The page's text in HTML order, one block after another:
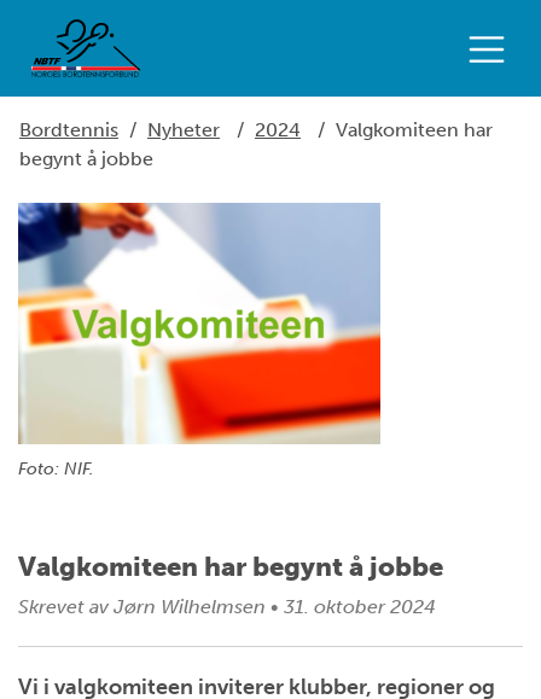
Bordtennis / Nyheter / 2024 / Valgkomiteen har
begynt å jobbe
Foto: NIF.
Valgkomiteen har begynt å jobbe
Skrevet av Jørn Wilhelmsen • 31. oktober 2024
Vi i valgkomiteen inviterer klubber, regioner og